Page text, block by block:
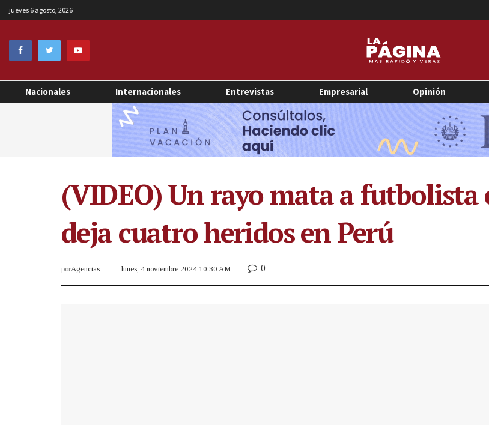
jueves 6 agosto, 2026
Nacionales Internacionales Entrevistas Empresarial Opinión
(VIDEO) Un rayo mata a
deja cuatro heridos en Perú
porAgencias lunes, 4 noviembre 2024 10:30 AM 0